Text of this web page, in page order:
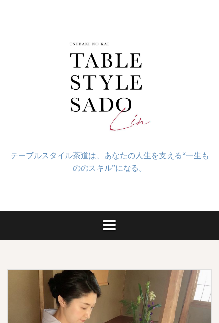
テーブルスタイル茶道は、あなたの人生を支える“一生も
ののスキル”になる。